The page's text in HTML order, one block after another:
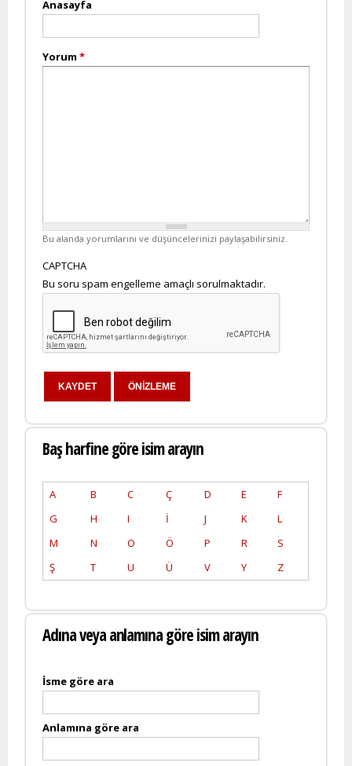
Anasayfa
Yorum *
Bu alanda yorumlarını ve düşüncelerinizi paylaşabilirsiniz.
CAPTCHA
Bu soru spam engelleme amaçlı sorulmaktadır.
Baş harfine göre isim arayın
A B C Ç D E
F
G
H I İ J K
L
M
N O Ö P R
S
Ş
T U Ü V Y Z
Adına veya anlamına göre isim arayın
İsme göre ara
Anlamına göre ara